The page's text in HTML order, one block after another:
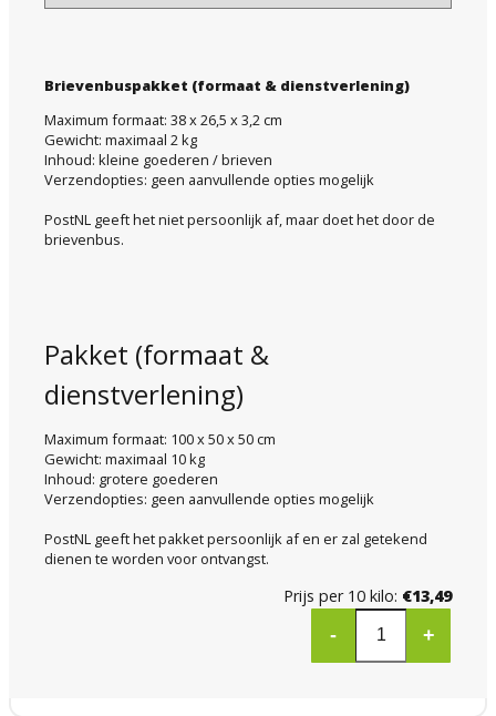
Brievenbuspakket (formaat & dienstverlening)
Maximum formaat: 38 x 26,5 x 3,2 cm
Gewicht: maximaal 2 kg
Inhoud: kleine goederen / brieven
Verzendopties: geen aanvullende opties mogelijk
PostNL geeft het niet persoonlijk af, maar doet het door de
brievenbus.
Pakket (formaat &
dienstverlening)
Maximum formaat: 100 x 50 x 50 cm
Gewicht: maximaal 10 kg
Inhoud: grotere goederen
Verzendopties: geen aanvullende opties mogelijk
PostNL geeft het pakket persoonlijk af en er zal getekend
dienen te worden voor ontvangst.
Prijs per 10 kilo: €13,49
- +